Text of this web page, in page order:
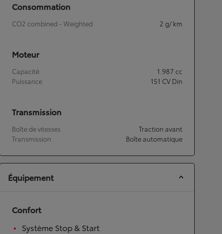
Consommation
CO2 combined - Weighted 2 g/ km
Moteur
Capacité 1.987 cc
Puissance
151 CV Din
Transmission
Boîte de vitesses
Traction avant
Transmission
Boîte automatique
Équipement
Confort
Système Stop & Start